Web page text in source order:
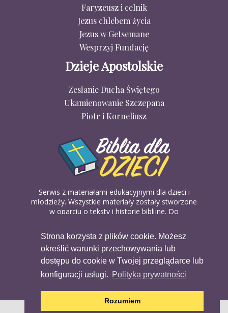
Strona korzysta z plików cookie. Możesz
określić warunki przechowywania lub
dostępu do cookie w Twojej przeglądarce lub
konfiguracji usługi. Polityka prywatności
Rozumiem
Faryzeusz i celnik
Jezus chlebem życia
Jezus w Getsemane
Wesprzyj Fundację
Dzieje Apostolskie
Zesłanie Ducha Świętego
Ukamienowanie Szczepana
Piotr i Korneliusz
Serwis z materiałami edukacyjnymi dla dzieci i
młodzieży. Wszystkie materiały zostały stworzone
w oparciu o teksty i historie biblijne. Do
biblijnych. Można je pobierać, drukować i
udostępniać bez żadnych opłat. Materiałów
dostępnych na serwisie nie można wykorzystywać
w celach komercyjnych.